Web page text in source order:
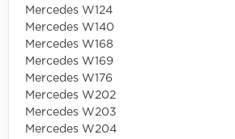
Mercedes W124
Mercedes W140
Mercedes W168
Mercedes W169
Mercedes W176
Mercedes W202
Mercedes W203
Mercedes W204